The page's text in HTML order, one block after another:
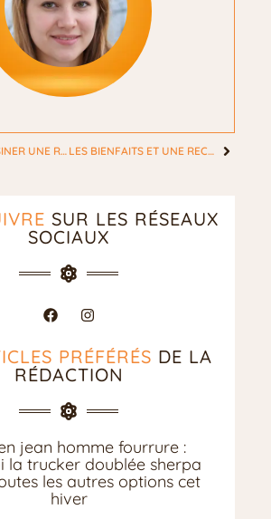
COMMENT DESSINER UNE ROSE POUR LES DÉBUTANTS ÉTAPE PAR ÉTAPE ? LES BIENFAITS ET UNE RECETTE DE THÉ À L’HIBISCUS POUR LA SANTÉ ET LE BIEN-ÊTRE
SUR LES RÉSEAUX
SOCIAUX
PRÉFÉRÉS DE LA
RÉDACTION
jean homme fourrure :
la trucker doublée sherpa
les autres options cet
hiver